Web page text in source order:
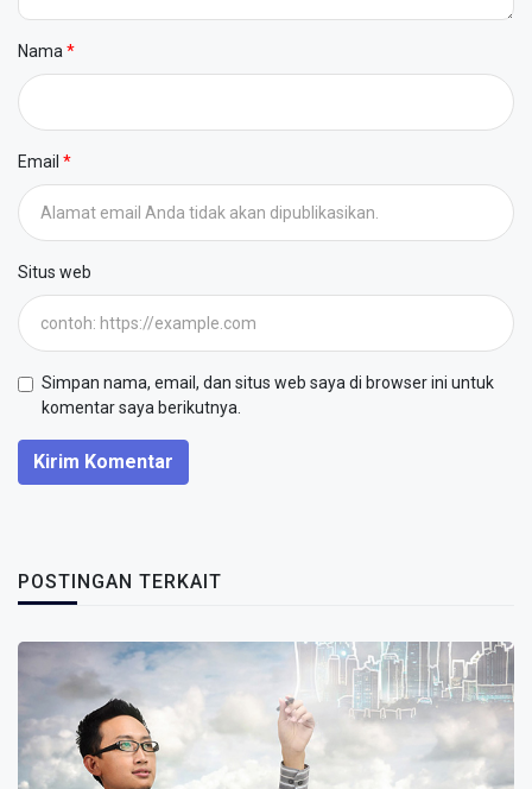
Nama
Email
Situs web
Simpan nama, email, dan situs web saya di browser ini untuk
komentar saya berikutnya.
Kirim Komentar
POSTINGAN TERKAIT